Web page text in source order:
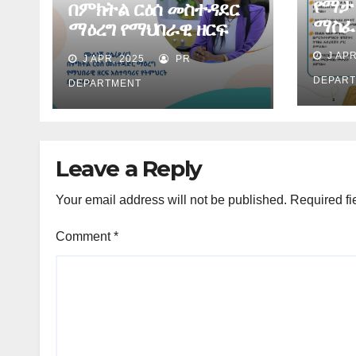
በምክትል ርዕሰ መስተዳደር
ማዕረግ የማህበራዊ ዘርፍ
አስተባባሪና የአማራ ክልል
ትምህርት ቢሮ ኃላፊ ዶ/ር
ሙሉነሽ ደሴ ለትንሳኤ በአል
የእንኳን አደረሳችሁ መልዕክት
J APR, 2025 PR
DEPARTMENT
መረጃ
J
Leave a Reply
Your email address will not be published. Required
Comment*